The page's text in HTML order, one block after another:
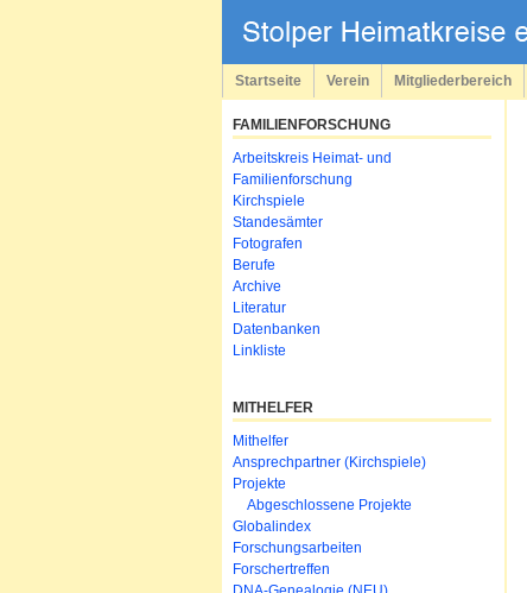
überspringen
Startseite Verein Mitgliederbereich
FAMILIENFORSCHUNG
Navigation
überspringen
Arbeitskreis Heimat- und
Familienforschung
Kirchspiele
Standesämter
Fotografen
Berufe
Archive
Literatur
Datenbanken
Linkliste
MITHELFER
Navigation
überspringen
Mithelfer
Ansprechpartner (Kirchspiele)
Projekte
Abgeschlossene Projekte
Globalindex
Forschungsarbeiten
Forschertreffen